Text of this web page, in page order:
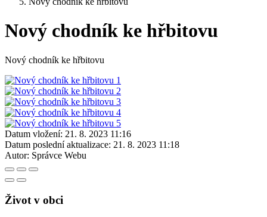
Nový chodník ke hřbitovu
Nový chodník ke hřbitovu
Datum vložení: 21. 8. 2023 11:16
Datum poslední aktualizace: 21. 8. 2023 11:18
Autor: Správce Webu
Život v obci